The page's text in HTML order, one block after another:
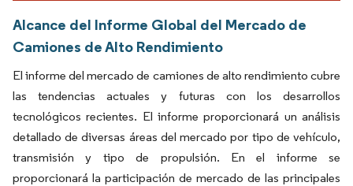
Alcance del Informe Global del Mercado de
Camiones de Alto Rendimiento
El informe del mercado de camiones de alto rendimiento cubre
las tendencias actuales y futuras con los desarrollos
tecnológicos recientes. El informe proporcionará un análisis
detallado de diversas áreas del mercado por tipo de vehículo,
transmisión y tipo de propulsión. En el informe se
proporcionará la participación de mercado de las principales